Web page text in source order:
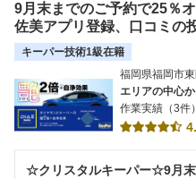
9月末までのご予約で25％
佐美アプリ登録、口コミの
キーパー技術1級在籍
福岡県福岡市
エリアの中心
作業実績（3件）
☆クリスタルキーパー☆9月